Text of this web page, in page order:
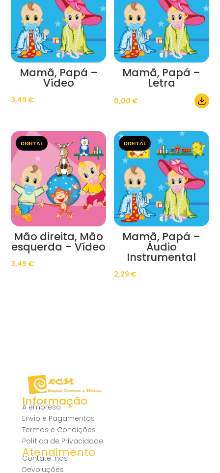
Mamã, Papá –
Vídeo
3,49 €
Mamã, Papá –
Letra
0,00 €
DIGITAL
Mão direita, Mão
esquerda – Vídeo
3,49 €
DIGITAL
Mamã, Papá –
Áudio
Instrumental
2,29 €
Informação
A empresa
Envio e Pagamentos
Termos e Condições
Política de Privacidade
Atendimento
Contate-nos
Devoluções